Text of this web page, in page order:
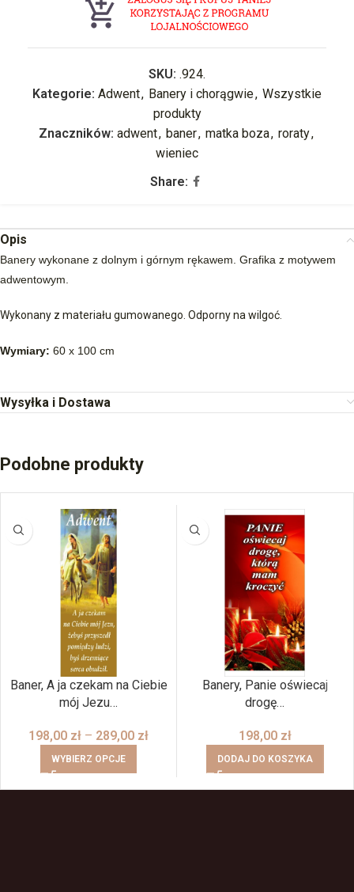
SKU: .924.
Kategorie: Adwent, Banery i chorągwie, Wszystkie
produkty
Znaczników: adwent, baner, matka boza, roraty,
wieniec
Share:
Opis
Banery wykonane z dolnym i górnym rękawem. Grafika z motywem
adwentowym.
Wykonany z materiału gumowanego. Odporny na wilgoć.
Wymiary: 60 x 100 cm
Wysyłka i Dostawa
Podobne produkty
Baner, A ja czekam na Ciebie
mój Jezu…
198,00 zł – 289,00 zł
WYBIERZ OPCJE
Banery, Panie oświecaj
drogę…
198,00 zł
DODAJ DO KOSZYKA